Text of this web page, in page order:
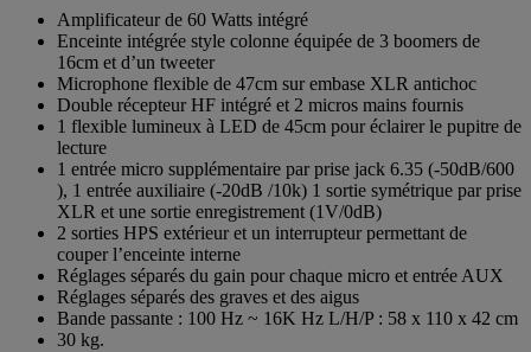
étoiles.
Amplificateur de 60 Watts intégré
Enceinte intégrée style colonne équipée de 3 boomers de
16cm et d’un tweeter
Microphone flexible de 47cm sur embase XLR antichoc
Double récepteur HF intégré et 2 micros mains fournis
1 flexible lumineux à LED de 45cm pour éclairer le pupitre de
lecture
1 entrée micro supplémentaire par prise jack 6.35 (-50dB/600
), 1 entrée auxiliaire (-20dB /10k) 1 sortie symétrique par prise
XLR et une sortie enregistrement (1V/0dB)
2 sorties HPS extérieur et un interrupteur permettant de
couper l’enceinte interne
Réglages séparés du gain pour chaque micro et entrée AUX
Réglages séparés des graves et des aigus
Bande passante : 100 Hz ~ 16K Hz L/H/P : 58 x 110 x 42 cm
30 kg.